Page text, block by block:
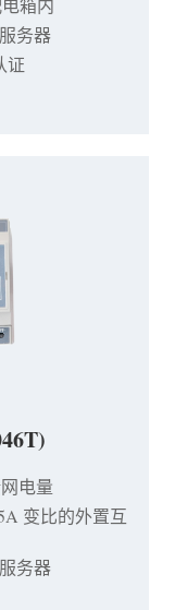
箱内
务器
证
电量
变比的外置互
务器